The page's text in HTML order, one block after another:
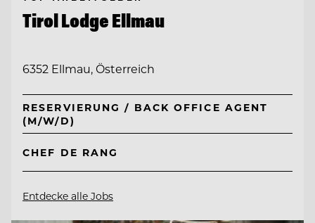
Tirol Lodge Ellmau
6352 Ellmau, Österreich
RESERVIERUNG / BACK OFFICE AGENT
(M/W/D)
CHEF DE RANG
Entdecke alle Jobs